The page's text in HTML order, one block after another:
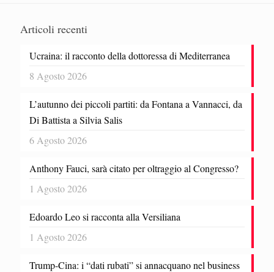
Articoli recenti
Ucraina: il racconto della dottoressa di Mediterranea
8 Agosto 2026
L’autunno dei piccoli partiti: da Fontana a Vannacci, da
Di Battista a Silvia Salis
6 Agosto 2026
Anthony Fauci, sarà citato per oltraggio al Congresso?
1 Agosto 2026
Edoardo Leo si racconta alla Versiliana
1 Agosto 2026
Trump-Cina: i “dati rubati” si annacquano nel business